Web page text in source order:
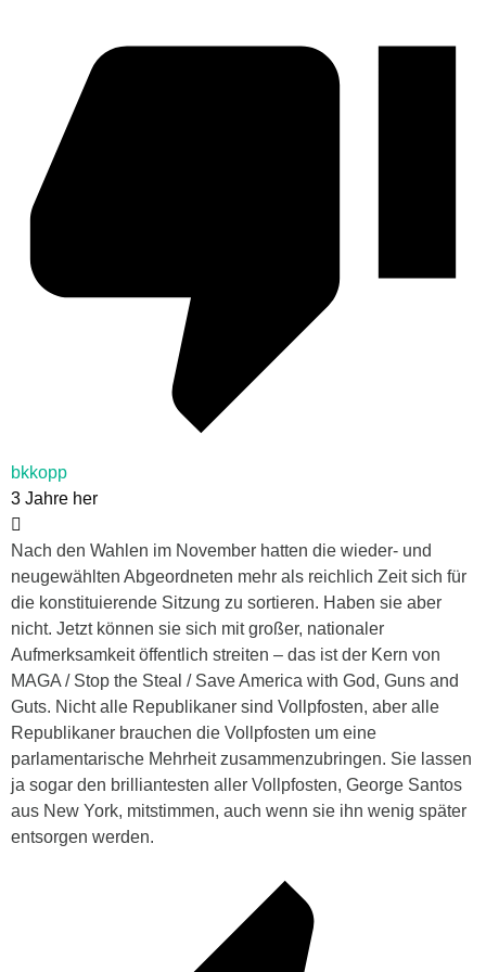
bkkopp
3 Jahre her
Nach den Wahlen im November hatten die wieder- und
neugewählten Abgeordneten mehr als reichlich Zeit sich für
die konstituierende Sitzung zu sortieren. Haben sie aber
nicht. Jetzt können sie sich mit großer, nationaler
Aufmerksamkeit öffentlich streiten – das ist der Kern von
MAGA / Stop the Steal / Save America with God, Guns and
Guts. Nicht alle Republikaner sind Vollpfosten, aber alle
Republikaner brauchen die Vollpfosten um eine
parlamentarische Mehrheit zusammenzubringen. Sie lassen
ja sogar den brilliantesten aller Vollpfosten, George Santos
aus New York, mitstimmen, auch wenn sie ihn wenig später
entsorgen werden.